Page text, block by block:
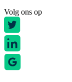
Volg ons op